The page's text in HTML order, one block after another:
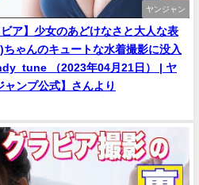
ヤンジャン
ア】少女のあどけなさと大人な表
ゃんのキュートな水着撮影に没入
（2023年04月21日） | ヤ
ンプ公式】さんより